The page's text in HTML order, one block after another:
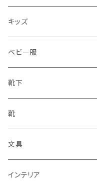
水筒
キッズ
ベビー服
靴下
靴
文具
インテリア